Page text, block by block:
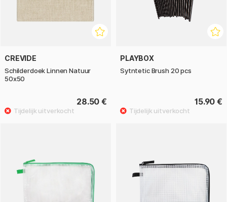
CREVIDE
Schilderdoek Linnen Natuur
50x50
28.50 €
PLAYBOX
Sytntetic Brush 20 pcs
15.90 €